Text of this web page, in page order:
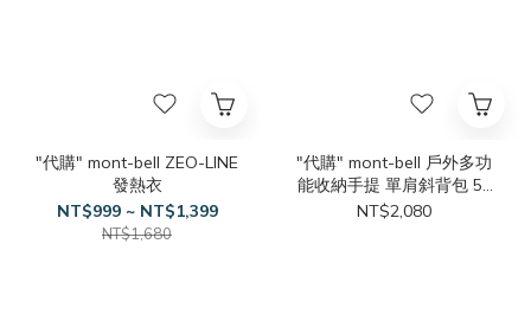
"代購" mont-bell ZEO-LINE
發熱衣
NT$999 ~ NT$1,399
NT$1,680
"代購" mont-bell 戶外多功
能收納手提 單肩斜背包 5L
黑色/海軍藍
NT$2,080